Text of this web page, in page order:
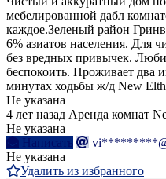
мебелированной дабл
каждое.Зеленый район
6% азиатов населения. Для
без вредных привычек.
беспокоить. Проживает два
минутах ходьбы ж/д New
Не указана
4 лет назад Аренда комнат
Не указана
Написать
Не указана
Удалить из избранного